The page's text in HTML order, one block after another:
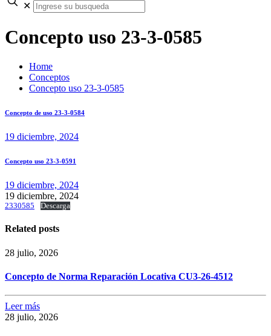
✕
Concepto uso 23-3-0585
Home
Conceptos
Concepto uso 23-3-0585
Concepto de uso 23-3-0584
19 diciembre, 2024
Concepto uso 23-3-0591
19 diciembre, 2024
19 diciembre, 2024
2330585 Descarga
Related posts
28 julio, 2026
Concepto de Norma Reparación Locativa CU3-26-4512
Leer más
28 julio, 2026